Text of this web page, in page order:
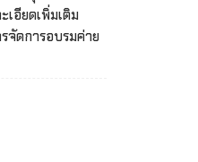
เอียดเพิ่มเติม
จัดการอบรมค่าย